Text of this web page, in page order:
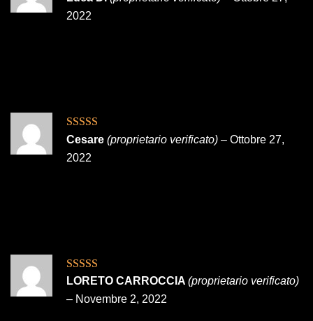
5
2022
Valutato 4
su 5
Cesare (proprietario verificato) – Ottobre 27,
2022
Valutato5su
5
LORETO CARROCCIA (proprietario verificato)
– Novembre 2, 2022